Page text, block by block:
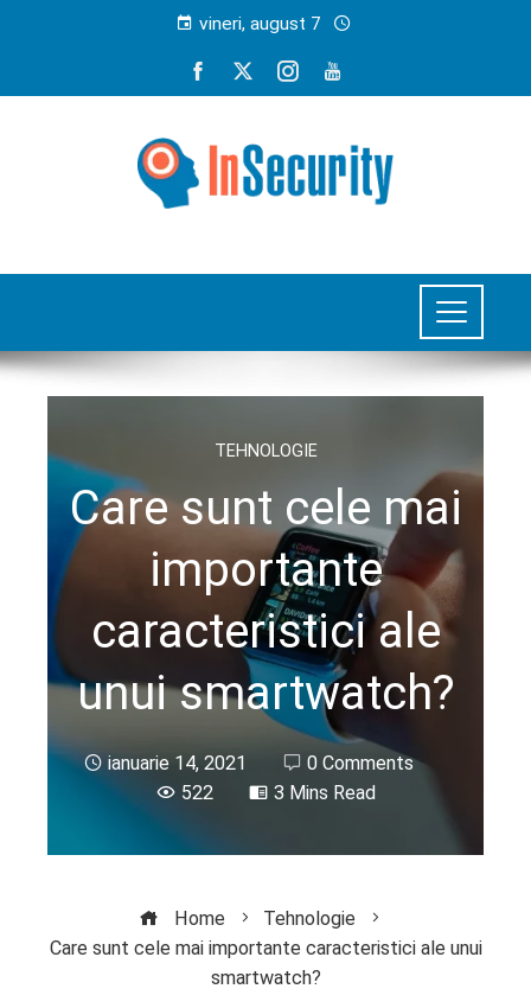
vineri, august 7
TEHNOLOGIE
Care sunt cele mai
importante
caracteristici ale
unui smartwatch?
ianuarie 14, 2021
0 Comments
522
3 Mins Read
Home
Tehnologie
Care sunt cele mai importante caracteristici ale unui
smartwatch?